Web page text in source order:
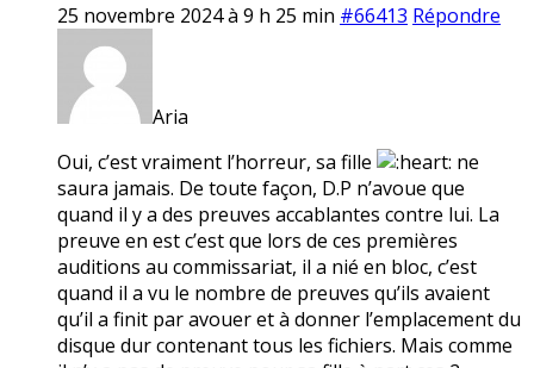
25 novembre 2024 à 9 h 25 min #66413 Répondre
Aria
Oui, c’est vraiment l’horreur, sa fille
ne
saura jamais. De toute façon, D.P n’avoue que
quand il y a des preuves accablantes contre lui. La
preuve en est c’est que lors de ces premières
auditions au commissariat, il a nié en bloc, c’est
quand il a vu le nombre de preuves qu’ils avaient
qu’il a finit par avouer et à donner l’emplacement du
disque dur contenant tous les fichiers. Mais comme